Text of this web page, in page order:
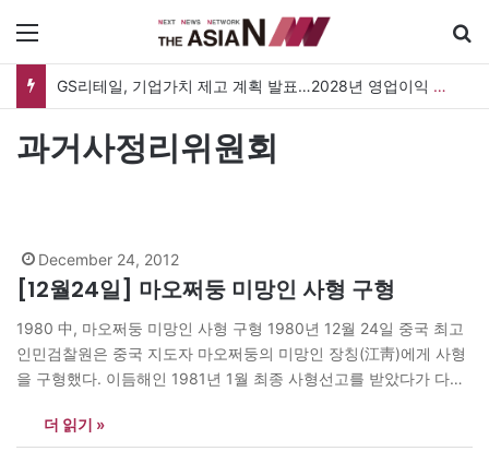
GS리테일, 기업가치 제고 계획 발표…2028년 영업이익 3,800억 원 목표
과거사정리위원회
December 24, 2012
[12월24일] 마오쩌둥 미망인 사형 구형
1980 中, 마오쩌둥 미망인 사형 구형 1980년 12월 24일 중국 최고
인민검찰원은 중국 지도자 마오쩌둥의 미망인 장칭(江靑)에게 사형
을 구형했다. 이듬해인 1981년 1월 최종 사형선고를 받았다가 다시
있을 당시 문화혁명을 주도하며 막강한 권력을 휘둘렀던 장칭은 재
판정에서 문화혁명의 정당성을 주장했다. 장칭과 함께 4인방으로
더 읽기 »